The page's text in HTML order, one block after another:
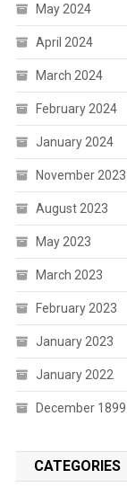
May 2024
April 2024
March 2024
February 2024
January 2024
November 2023
August 2023
May 2023
March 2023
February 2023
January 2023
January 2022
December 1899
CATEGORIES